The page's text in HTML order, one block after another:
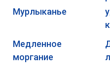
Мурлыканье
Медленное
моргание